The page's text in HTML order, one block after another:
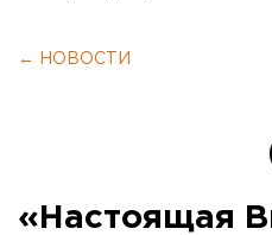
← НОВОСТИ
«Настоящая